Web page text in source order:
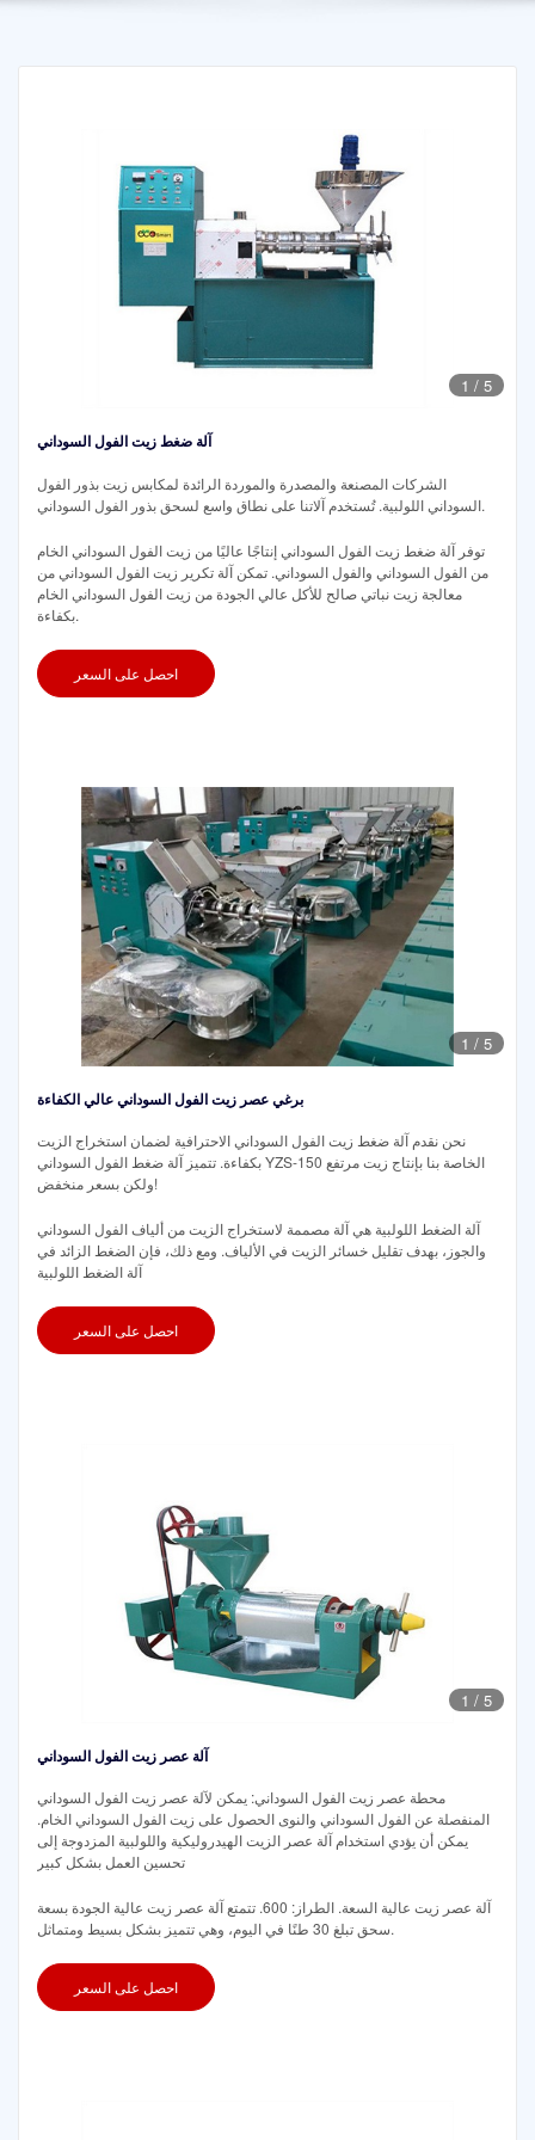
1 / 5
آلة ضغط زيت الفول السوداني
الشركات المصنعة والمصدرة والموردة الرائدة لمكابس زيت بذور الفول
السوداني اللولبية. تُستخدم آلاتنا على نطاق واسع لسحق بذور الفول السوداني.
توفر آلة ضغط زيت الفول السوداني إنتاجًا عاليًا من زيت الفول السوداني الخام
من الفول السوداني والفول السوداني. تمكن آلة تكرير زيت الفول السوداني من
معالجة زيت نباتي صالح للأكل عالي الجودة من زيت الفول السوداني الخام
بكفاءة.
احصل على السعر
1 / 5
برغي عصر زيت الفول السوداني عالي الكفاءة
نحن نقدم آلة ضغط زيت الفول السوداني الاحترافية لضمان استخراج الزيت
بكفاءة. تتميز آلة ضغط الفول السوداني YZS-150 الخاصة بنا بإنتاج زيت مرتفع
ولكن بسعر منخفض!
آلة الضغط اللولبية هي آلة مصممة لاستخراج الزيت من ألياف الفول السوداني
والجوز، بهدف تقليل خسائر الزيت في الألياف. ومع ذلك، فإن الضغط الزائد في
آلة الضغط اللولبية
احصل على السعر
1 / 5
آلة عصر زيت الفول السوداني
محطة عصر زيت الفول السوداني: يمكن لآلة عصر زيت الفول السوداني
المنفصلة عن الفول السوداني والنوى الحصول على زيت الفول السوداني الخام.
يمكن أن يؤدي استخدام آلة عصر الزيت الهيدروليكية واللولبية المزدوجة إلى
تحسين العمل بشكل كبير
آلة عصر زيت عالية السعة. الطراز: 600. تتمتع آلة عصر زيت عالية الجودة بسعة
سحق تبلغ 30 طنًا في اليوم، وهي تتميز بشكل بسيط ومتماثل.
احصل على السعر